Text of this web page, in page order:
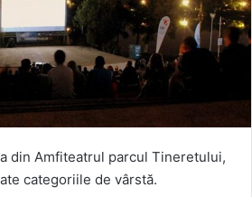
din Amfiteatrul parcul Tineretului,
categoriile de vârstă.